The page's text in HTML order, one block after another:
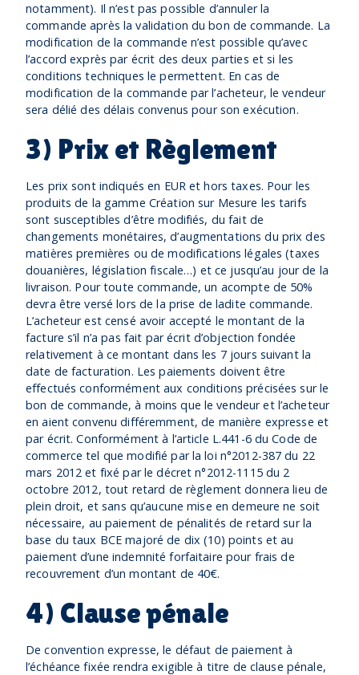
notamment). Il n’est pas possible d’annuler la
commande après la validation du bon de commande. La
modification de la commande n’est possible qu’avec
l’accord exprès par écrit des deux parties et si les
conditions techniques le permettent. En cas de
modification de la commande par l’acheteur, le vendeur
sera délié des délais convenus pour son exécution.
3) Prix et Règlement
Les prix sont indiqués en EUR et hors taxes. Pour les
produits de la gamme Création sur Mesure les tarifs
sont susceptibles d’être modifiés, du fait de
changements monétaires, d’augmentations du prix des
matières premières ou de modifications légales (taxes
douanières, législation fiscale…) et ce jusqu’au jour de la
livraison. Pour toute commande, un acompte de 50%
devra être versé lors de la prise de ladite commande.
L’acheteur est censé avoir accepté le montant de la
facture s’il n’a pas fait par écrit d’objection fondée
relativement à ce montant dans les 7 jours suivant la
date de facturation. Les paiements doivent être
effectués conformément aux conditions précisées sur le
bon de commande, à moins que le vendeur et l’acheteur
en aient convenu différemment, de manière expresse et
par écrit. Conformément à l’article L.441-6 du Code de
commerce tel que modifié par la loi n°2012-387 du 22
mars 2012 et fixé par le décret n°2012-1115 du 2
octobre 2012, tout retard de règlement donnera lieu de
plein droit, et sans qu’aucune mise en demeure ne soit
nécessaire, au paiement de pénalités de retard sur la
base du taux BCE majoré de dix (10) points et au
paiement d’une indemnité forfaitaire pour frais de
recouvrement d’un montant de 40€.
4) Clause pénale
De convention expresse, le défaut de paiement à
l’échéance fixée rendra exigible à titre de clause pénale,